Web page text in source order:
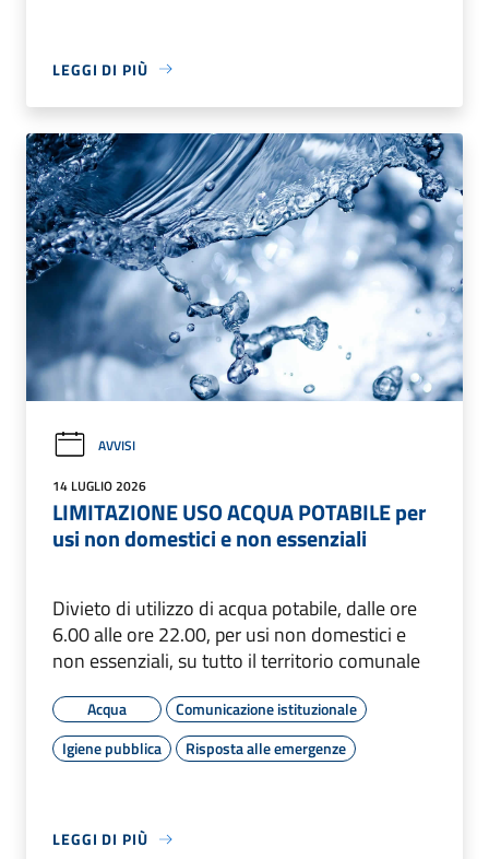
LEGGI DI PIÙ
AVVISI
14 LUGLIO 2026
LIMITAZIONE USO ACQUA POTABILE per
usi non domestici e non essenziali
Divieto di utilizzo di acqua potabile, dalle ore
6.00 alle ore 22.00, per usi non domestici e
non essenziali, su tutto il territorio comunale
Acqua
Comunicazione istituzionale
Igiene pubblica
Risposta alle emergenze
LEGGI DI PIÙ